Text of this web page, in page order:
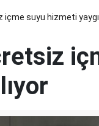
suyu hizmeti